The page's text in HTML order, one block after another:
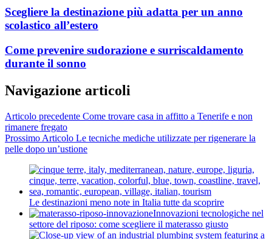
Scegliere la destinazione più adatta per un anno
scolastico all’estero
Come prevenire sudorazione e surriscaldamento
durante il sonno
Navigazione articoli
Articolo precedente Come trovare casa in affitto a Tenerife e non
rimanere fregato
Prossimo Articolo Le tecniche mediche utilizzate per rigenerare la
pelle dopo un’ustione
Le destinazioni meno note in Italia tutte da scoprire
Innovazioni tecnologiche nel
settore del riposo: come scegliere il materasso giusto